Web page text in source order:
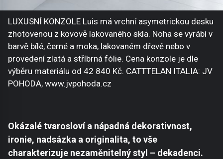
LUXUSNÍ KONZOLE Luis má vrchní asymetrickou desku
zhotovenou z kovově lakovaného skla. Noha se vyrábí v
barvě bílé, černé a moka, lakovaném dřevě nebo v
provedení zlatá a stříbrná fólie. Cena konzole je dle
výběru materiálu od 42 840 Kč. CATTTELAN ITALIA: JV
POHODA, www.jvpohoda.cz
Okázalé tvarosloví a nápadná dekorativnost,
ironie, nadsázka a originalita, to vše
charakterizuje nezaměnitelný styl – dekadenci.